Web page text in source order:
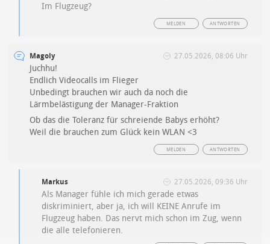
Im Flugzeug?
ANTWORTEN
MELDEN
Magoly 27.05.2026, 08:06 Uhr
Juchhu!
Endlich Videocalls im Flieger
Unbedingt brauchen wir auch da noch die
Lärmbelästigung der Manager-Fraktion
Ob das die Toleranz für schreiende Babys erhöht?
Weil die brauchen zum Glück kein WLAN <3
ANTWORTEN
MELDEN
Markus 27.05.2026, 09:36 Uhr
Als Manager fühle ich mich gerade etwas
diskriminiert, aber ja, ich will KEINE Anrufe im
Flugzeug haben. Das nervt mich schon im Zug, wenn
die alle telefonieren.